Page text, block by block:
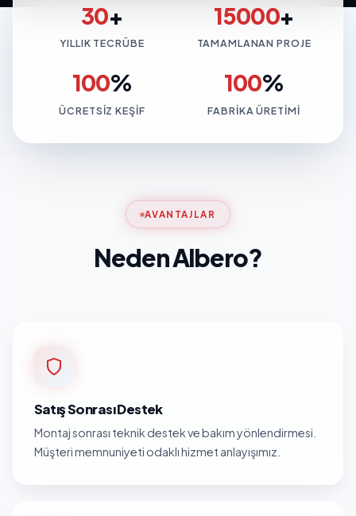
30+
YILLIK TECRÜBE
15000+
TAMAMLANAN PROJE
100%
ÜCRETSIZ KEŞIF
100%
FABRIKA ÜRETIMI
AVANTAJLAR
Neden Albero?
Satış Sonrası Destek
Montaj sonrası teknik destek ve bakım yönlendirmesi.
Müşteri memnuniyeti odaklı hizmet anlayışımız.